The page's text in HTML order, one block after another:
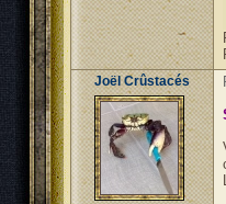
Joël Crûstacés